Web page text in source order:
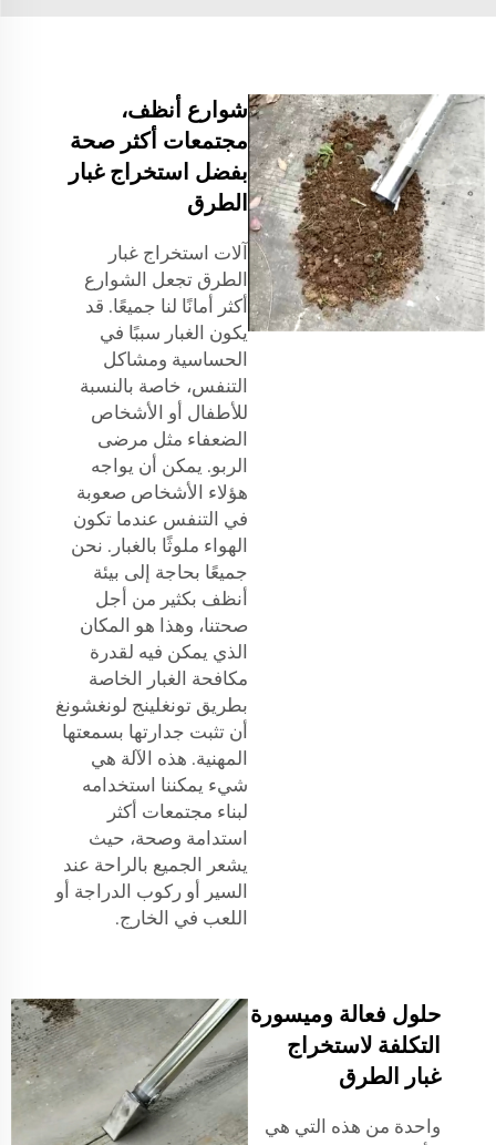
شوارع أنظف،
مجتمعات أكثر صحة
بفضل استخراج غبار
الطرق
آلات استخراج غبار
الطرق تجعل الشوارع
أكثر أمانًا لنا جميعًا. قد
يكون الغبار سببًا في
الحساسية ومشاكل
التنفس، خاصة بالنسبة
للأطفال أو الأشخاص
الضعفاء مثل مرضى
الربو. يمكن أن يواجه
هؤلاء الأشخاص صعوبة
في التنفس عندما تكون
الهواء ملوثًا بالغبار. نحن
جميعًا بحاجة إلى بيئة
أنظف بكثير من أجل
صحتنا، وهذا هو المكان
الذي يمكن فيه لقدرة
مكافحة الغبار الخاصة
بطريق تونغلينج لونغشونغ
أن تثبت جدارتها بسمعتها
المهنية. هذه الآلة هي
شيء يمكننا استخدامه
لبناء مجتمعات أكثر
استدامة وصحة، حيث
يشعر الجميع بالراحة عند
السير أو ركوب الدراجة أو
اللعب في الخارج.
حلول فعالة وميسورة
التكلفة لاستخراج
غبار الطرق
واحدة من هذه التي هي